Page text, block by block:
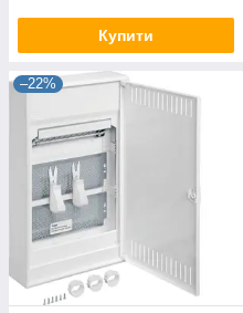
Купити
–22%